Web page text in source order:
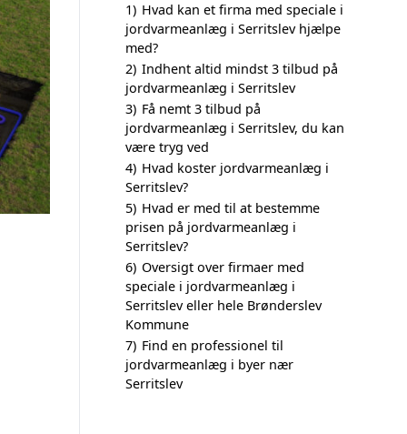
1) Hvad kan et firma med speciale i
jordvarmeanlæg i Serritslev hjælpe
med?
2) Indhent altid mindst 3 tilbud på
jordvarmeanlæg i Serritslev
3) Få nemt 3 tilbud på
jordvarmeanlæg i Serritslev, du kan
være tryg ved
4) Hvad koster jordvarmeanlæg i
Serritslev?
5) Hvad er med til at bestemme
prisen på jordvarmeanlæg i
Serritslev?
6) Oversigt over firmaer med
speciale i jordvarmeanlæg i
Serritslev eller hele Brønderslev
Kommune
7) Find en professionel til
jordvarmeanlæg i byer nær
Serritslev